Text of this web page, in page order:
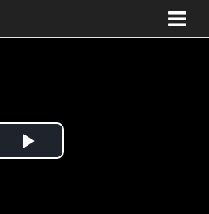
Play